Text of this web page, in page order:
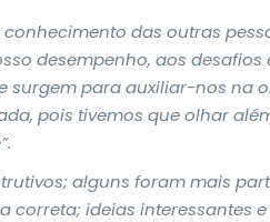
das outras
desempenho, aos
surgem para auxiliar-nos na
pois tivemos que olhar
alguns foram mais
ideias interessantes